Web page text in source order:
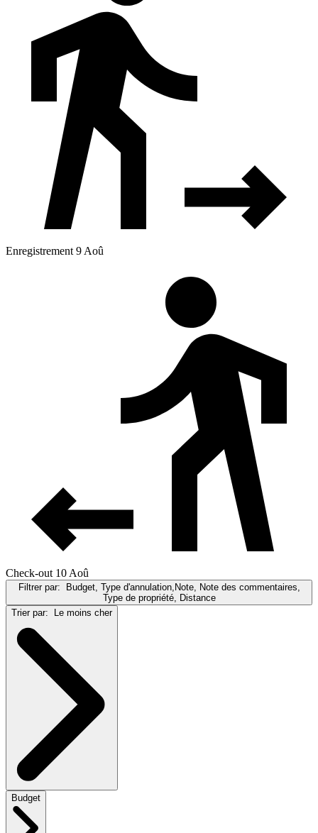
Enregistrement 9 Aoû
Check-out 10 Aoû
Filtrer par:
Budget, Type d'annulation,Note, Note des commentaires,
Type de propriété, Distance
Trier par:
Le moins cher
Budget